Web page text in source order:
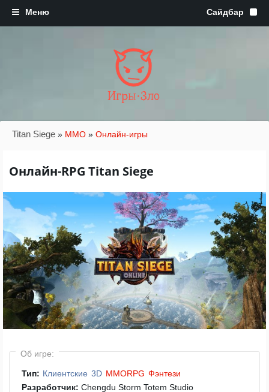
Игры·Зло
Titan Siege » MMO » Онлайн-игры
Онлайн-RPG Titan Siege
Об игре:
Тип: Клиентские 3D MMORPG Фэнтези
Разработчик: Chengdu Storm Totem Studio